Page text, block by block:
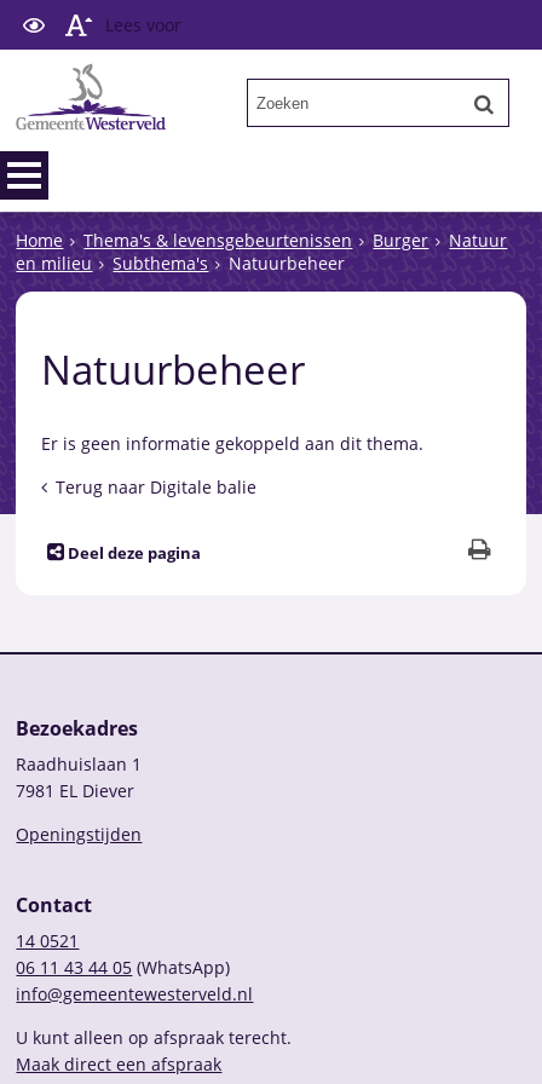
Lees voor
Home Thema's & levensgebeurtenissen Burger
Natuur
en milieu
Subthema's Natuurbeheer
Natuurbeheer
Er is geen informatie gekoppeld aan dit thema.
Terug naar Digitale balie
Deel deze pagina
Bezoekadres
Raadhuislaan 1
7981 EL Diever
Openingstijden
Contact
14 0521
06 11 43 44 05 (WhatsApp)
info@gemeentewesterveld.nl
U kunt alleen op afspraak terecht.
Maak direct een afspraak